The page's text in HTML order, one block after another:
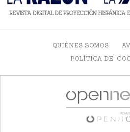
REVISTA DIGITAL DE PROYECCIÓN HISPÁNICA
QUIÉNES SOMOS
POLÍTICA DE